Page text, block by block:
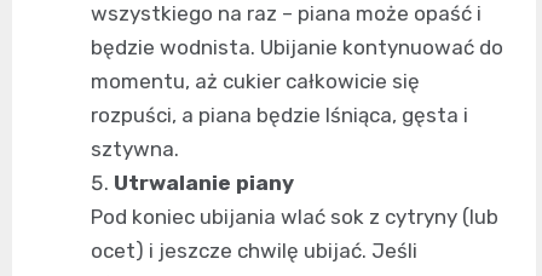
wszystkiego na raz – piana może opaść i
będzie wodnista. Ubijanie kontynuować do
momentu, aż cukier całkowicie się
rozpuści, a piana będzie lśniąca, gęsta i
sztywna.
Utrwalanie piany
Pod koniec ubijania wlać sok z cytryny (lub
ocet) i jeszcze chwilę ubijać. Jeśli